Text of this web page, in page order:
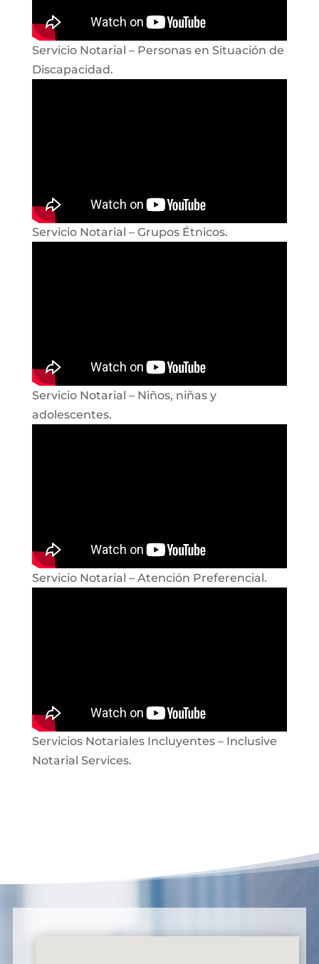
Servicio Notarial – Personas en Situación de
Discapacidad.
Servicio Notarial – Grupos Étnicos.
Servicio Notarial – Niños, niñas y
adolescentes.
Servicio Notarial – Atención Preferencial.
Servicios Notariales Incluyentes – Inclusive
Notarial Services.